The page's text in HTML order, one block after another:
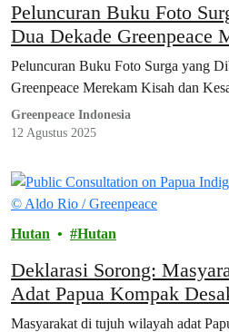
Peluncuran Buku Foto
Dua Dekade Greenpeace
Kesah dari Tanah Papua
Peluncuran Buku Foto Surga yang
Greenpeace Merekam Kisah dan
Greenpeace Indonesia
12 Agustus 2025
Hutan Hutan
Deklarasi Sorong:
Adat Papua Kompak
Masyarakat Adat
Masyarakat di tujuh wilayah adat